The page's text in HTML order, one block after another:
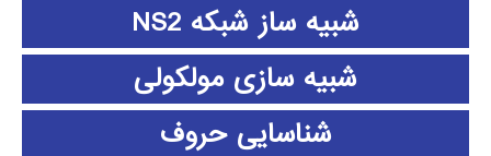
شبیه ساز شبکه NS2
شبیه سازی مولکولی
شناسایی حروف